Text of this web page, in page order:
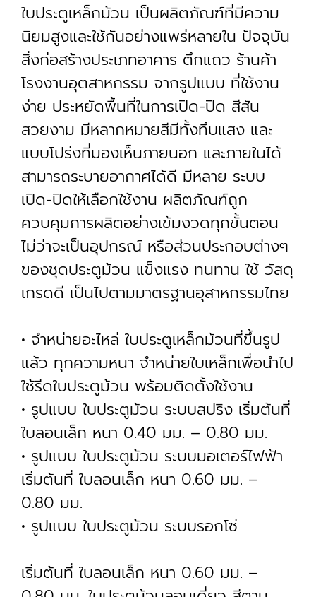
ใบประตูเหล็กม้วน เป็นผลิตภัณฑ์ที่มีความ
นิยมสูงและใช้กันอย่างแพร่หลายใน ปัจจุบัน
สิ่งก่อสร้างประเภทอาคาร ตึกแถว ร้านค้า
โรงงานอุตสาหกรรม จากรูปแบบ ที่ใช้งาน
ง่าย ประหยัดพื้นที่ในการเปิด-ปิด สีสัน
สวยงาม มีหลากหมายสีมีทั้งทึบแสง และ
แบบโปร่งที่มองเห็นภายนอก และภายในได้
สามารถระบายอากาศได้ดี มีหลาย ระบบ
เปิด-ปิดให้เลือกใช้งาน ผลิตภัณฑ์ถูก
ควบคุมการผลิตอย่างเข้มงวดทุกขั้นตอน
ไม่ว่าจะเป็นอุปกรณ์ หรือส่วนประกอบต่างๆ
ของชุดประตูม้วน แข็งแรง ทนทาน ใช้ วัสดุ
เกรดดี เป็นไปตามมาตรฐานอุสาหกรรมไทย
• จำหน่ายอะไหล่ ใบประตูเหล็กม้วนที่ขึ้นรูป
แล้ว ทุกความหนา จำหน่ายใบเหล็กเพื่อนำไป
ใช้รีดใบประตูม้วน พร้อมติดตั้งใช้งาน
• รูปแบบ ใบประตูม้วน ระบบสปริง เริ่มต้นที่
ใบลอนเล็ก หนา 0.40 มม. – 0.80 มม.
• รูปแบบ ใบประตูม้วน ระบบมอเตอร์ไฟฟ้า
เริ่มต้นที่ ใบลอนเล็ก หนา 0.60 มม. –
0.80 มม.
• รูปแบบ ใบประตูม้วน ระบบรอกโซ่
เริ่มต้นที่ ใบลอนเล็ก หนา 0.60 มม. –